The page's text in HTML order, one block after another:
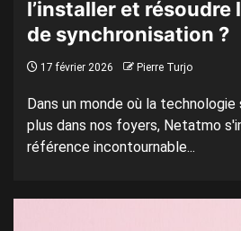
l’installer et résoudre
de synchronisation ?
17 février 2026 Pierre Turjo
Dans un monde où la
plus dans nos foyers, Netatmo
référence incontournable...